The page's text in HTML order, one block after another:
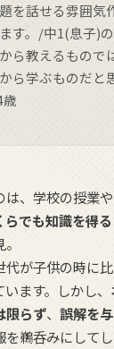
を話せる雰囲気
す。/中1(息子)
ら教えるもので
ら学ぶものだと
は、学校の授業
でも知識を得
代が子供の時に
ます。しかし、
限らず、 誤解を
を鵜呑みにして